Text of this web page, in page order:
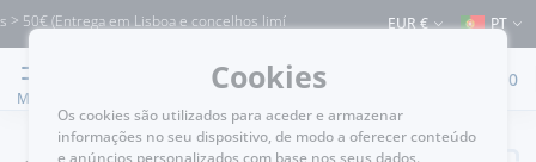
(Entrega em Lisboa e concelhos limítrofes) ⚠️ Envios para Portugal e para o
EUR € PT
MENU
0
Cookies
Os cookies são utilizados para aceder e armazenar
informações no seu dispositivo, de modo a oferecer conteúdo
e anúncios personalizados com base nos seus dados.